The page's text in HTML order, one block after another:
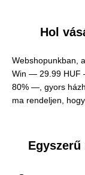
Hol
Webshopunkban,
Win — 29.99
80% —, gyors
ma rendeljen,
Egyszerű